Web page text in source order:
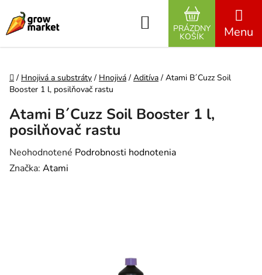
Hľadať
NÁKUPNÝ
PRÁZDNY
KOŠÍK
Domov
/ Hnojivá a substráty / Hnojivá / Aditíva / Atami B´Cuzz Soil
Booster 1 l, posilňovač rastu
Atami B´Cuzz Soil Booster 1 l,
posilňovač rastu
Priemerné hodnotenie produktu je 0,0 z 5 hviezdičiek.
Neohodnotené Podrobnosti hodnotenia
Značka: Atami